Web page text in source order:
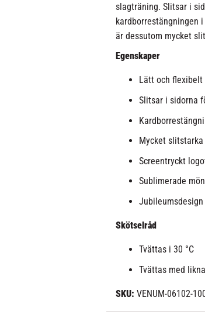
slagträning. Slitsar i
kardborrestängningen
är dessutom mycket
Egenskaper
Lätt och flexibelt
Slitsar i sidorna
Mycket
Screentryckt
Sublimerade
Skötselråd
Tvättas i 30 °C
Tvättas med
SKU: VENUM-06102-